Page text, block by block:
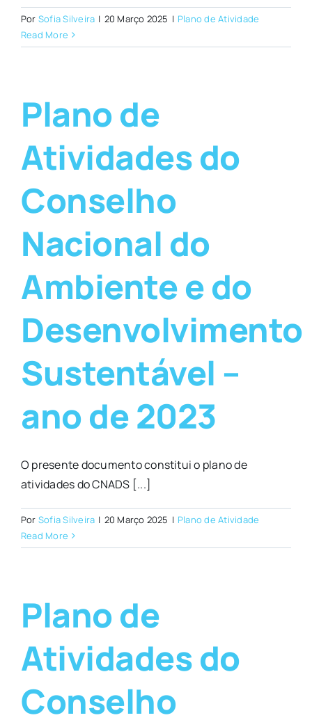
Por Sofia Silveira | 20 Março 2025 | Plano de Atividade
Read More
Plano de
Atividades do
Conselho
Nacional do
Ambiente e do
Desenvolvimento
Sustentável –
ano de 2023
O presente documento constitui o plano de
atividades do CNADS [...]
Por Sofia Silveira | 20 Março 2025 | Plano de Atividade
Read More
Plano de
Atividades do
Conselho